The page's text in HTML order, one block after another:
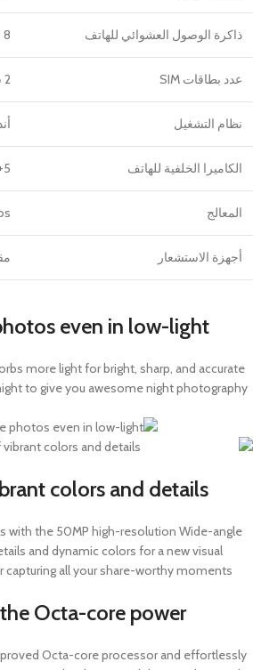
ذاكرة الوصول العشوائي للهاتف 8 جيجا
عدد بطاقات SIM 2 شريحة SIM
نظام التشغيل
الكاميرا الخلفية للهاتف
المعالج
أجهزة الاستشعار
even in low-light
more light for bright, sharp, and accurate
to give you awesome night photography.
colors and details
with the 50MP high-resolution Wide-angle
and dynamic colors for a new visual
capturing all your share-worthy moments.
Octa-core power
Octa-core processor and effortlessly